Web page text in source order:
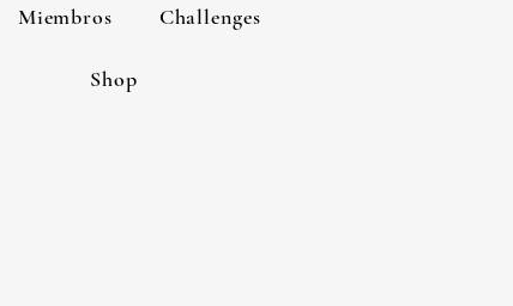
Miembros Challenges
Shop